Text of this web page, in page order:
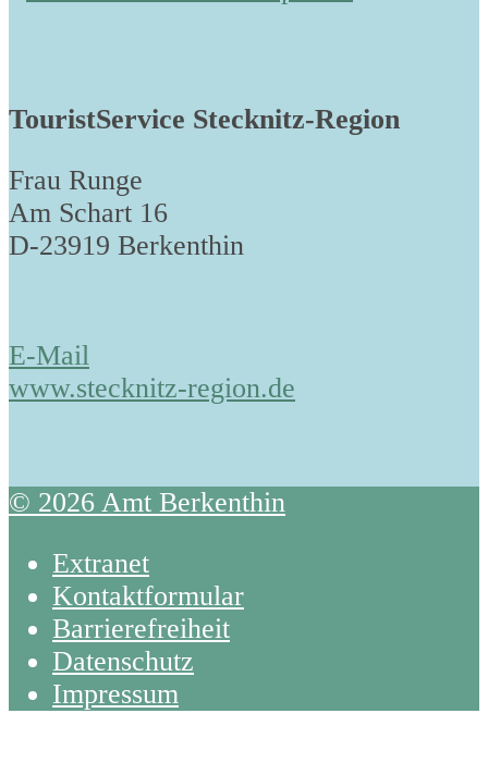
TouristService Stecknitz-Region
Frau Runge
Am Schart 16
D-23919 Berkenthin
E-Mail
www.stecknitz-region.de
© 2026 Amt Berkenthin
Extranet
Kontaktformular
Barrierefreiheit
Datenschutz
Impressum